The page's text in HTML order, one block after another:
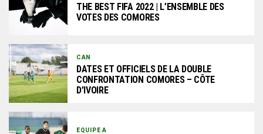
THE BEST FIFA 2022 | L’ENSEMBLE DES
VOTES DES COMORES
CAN
DATES ET OFFICIELS DE LA DOUBLE
CONFRONTATION COMORES – CÔTE
D’IVOIRE
EQUIPE A